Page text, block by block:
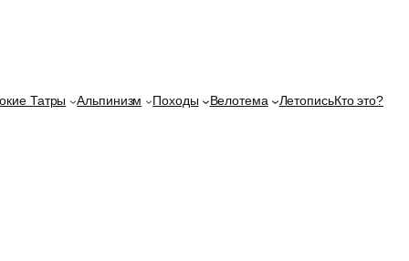
Татры Альпинизм Походы Велотема ЛетописьКто это?